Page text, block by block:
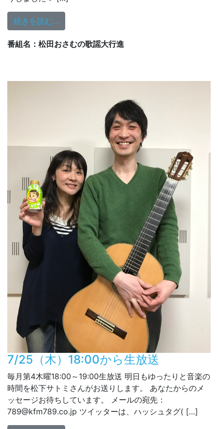
続きを読む…
番組名：松田おさむの歌謡大行進
7/25（木）18:00から生放送
毎月第4木曜18:00～19:00生放送 明日もゆったりと音楽の
時間を松下サトミさんがお送りします。 あなたからのメ
ッセージお待ちしています。 メールの宛先：
789@kfm789.co.jp ツイッターは、ハッシュタグ( […]